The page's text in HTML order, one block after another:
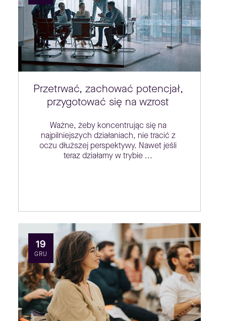
Przetrwać, zachować potencjał,
przygotować się na wzrost
Ważne, żeby koncentrując się na
najpilniejszych działaniach, nie tracić z
oczu dłuższej perspektywy. Nawet jeśli
teraz działamy w trybie ...
19
GRU